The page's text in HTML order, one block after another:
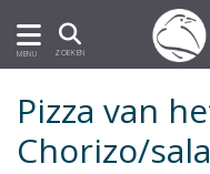
MENU ZOEKEN
Pizza van
Chorizo/